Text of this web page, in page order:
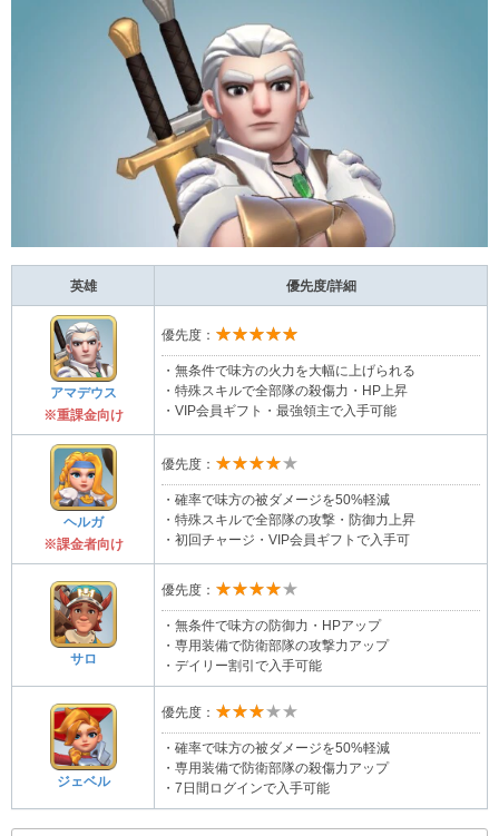
英雄 優先度/詳細
アマデウス
※重課金向け
優先度： ★★★★★
・無条件で味方の火力を大幅に上げられる
・特殊スキルで全部隊の殺傷力・HP上昇
・VIP会員ギフト・最強領主で入手可能
ヘルガ
※課金者向け
優先度： ★★★★★
・確率で味方の被ダメージを50%軽減
・特殊スキルで全部隊の攻撃・防御力上昇
・初回チャージ・VIP会員ギフトで入手可
サロ
優先度： ★★★★★
・無条件で味方の防御力・HPアップ
・専用装備で防衛部隊の攻撃力アップ
・デイリー割引で入手可能
ジェベル
優先度： ★★★★★
・確率で味方の被ダメージを50%軽減
・専用装備で防衛部隊の殺傷力アップ
・7日間ログインで入手可能